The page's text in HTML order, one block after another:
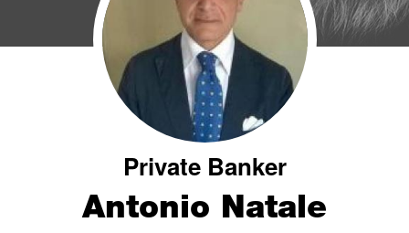
Private Banker
Antonio Natale